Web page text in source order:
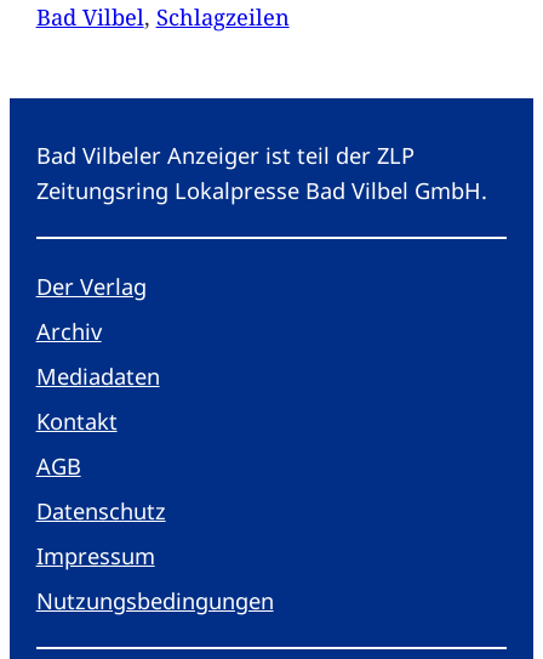
Bad Vilbel, Schlagzeilen
Bad Vilbeler Anzeiger ist teil der ZLP
Zeitungsring Lokalpresse Bad Vilbel GmbH.
Der Verlag
Archiv
Mediadaten
Kontakt
AGB
Datenschutz
Impressum
Nutzungsbedingungen